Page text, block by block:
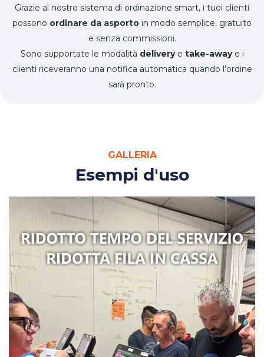
Grazie al nostro sistema di ordinazione smart, i tuoi clienti
possono ordinare da asporto in modo semplice, gratuito
e senza commissioni.
Sono supportate le modalità deliverye take-awaye i
clienti riceveranno una notifica automatica quando l’ordine
sarà pronto.
GALLERIA
Esempi d'uso